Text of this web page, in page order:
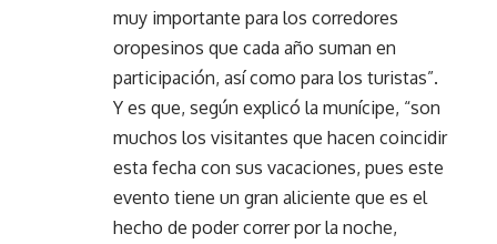
muy importante para los corredores
oropesinos que cada año suman en
participación, así como para los turistas”.
Y es que, según explicó la munícipe, “son
muchos los visitantes que hacen coincidir
esta fecha con sus vacaciones, pues este
evento tiene un gran aliciente que es el
hecho de poder correr por la noche,